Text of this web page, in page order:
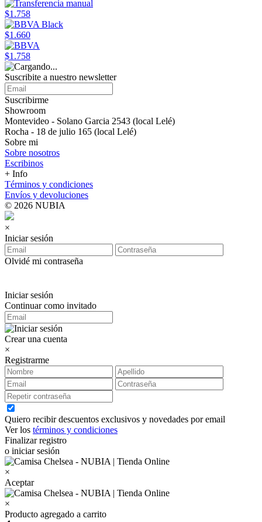
$1.758
$1.660
$1.758
Suscribite a nuestro newsletter
Suscribirme
Showroom
Montevideo - Solano Garcia 2543 (local Lelé)
Rocha - 18 de julio 165 (local Lelé)
Sobre mi
Sobre nosotros
Escribinos
+ Info
Términos y condiciones
Envíos y devoluciones
© 2026 NUBIA
×
Iniciar sesión
Olvidé mi contraseña
Iniciar sesión
Continuar como invitado
Crear una cuenta
×
Registrarme
Quiero recibir descuentos exclusivos y novedades por email
Ver los términos y condiciones
Finalizar registro
o iniciar sesión
×
Aceptar
×
Producto agregado a carrito